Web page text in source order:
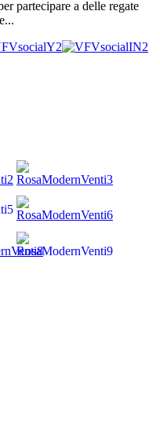
partecipare a delle regate